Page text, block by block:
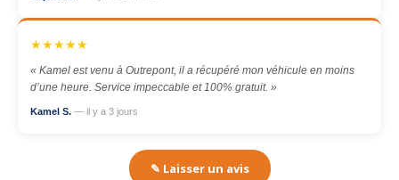
★★★★★
« Kamel est venu à Outrepont, il a récupéré mon véhicule en moins
d’une heure. Service impeccable et 100% gratuit. »
Kamel S. — il y a 3 jours
✎ Laisser un avis